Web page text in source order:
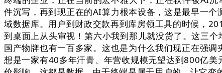
件沉写，再到现正在的AI算力根本设备，这是最早一
域数据库。用户到财政交款再到库房领工具的时候，
到桌面上从头审视！第六小我到那儿就没货了。这三
国产物牌也有一百多家。这也是为什么我们现正在强
想是一家有40多年汗青、年营收规模无望达到800亿